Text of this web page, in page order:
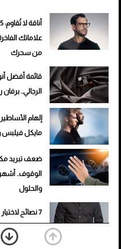
علاماتك
من سحرك
قائمة أفضل
الرجالي.. برفان
إلهام
مايكل فيلبس
ضعف تبريد
الوقوف..
والحلول
7 نصائح
المناسب